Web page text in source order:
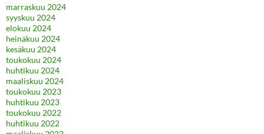
marraskuu 2024
syyskuu 2024
elokuu 2024
heinäkuu 2024
kesäkuu 2024
toukokuu 2024
huhtikuu 2024
maaliskuu 2024
toukokuu 2023
huhtikuu 2023
toukokuu 2022
huhtikuu 2022